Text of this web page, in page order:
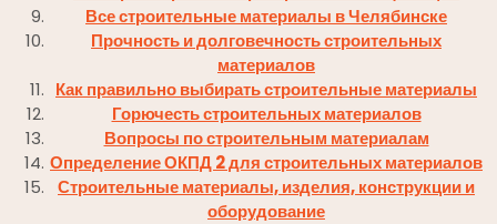
Все строительные материалы в Челябинске
Прочность и долговечность строительных
материалов
Как правильно выбирать строительные материалы
Горючесть строительных материалов
Вопросы по строительным материалам
Определение ОКПД 2 для строительных материалов
Строительные материалы, изделия, конструкции и
оборудование